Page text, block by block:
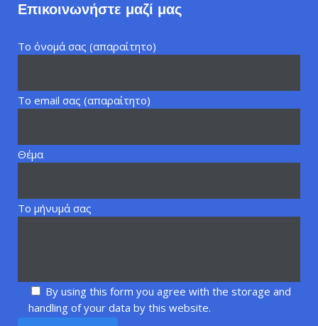
Επικοινωνήστε μαζί μας
Το όνομά σας (απαραίτητο)
Το email σας (απαραίτητο)
Θέμα
Το μήνυμά σας
By using this form you agree with the storage and
handling of your data by this website.